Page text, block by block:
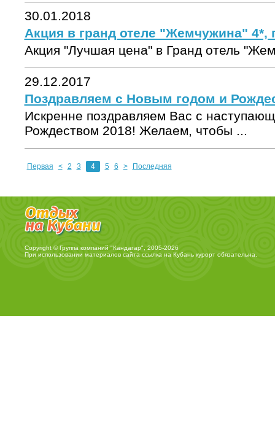
30.01.2018
Акция в гранд отеле "Жемчужина" 4*,
Акция "Лучшая цена" в Гранд отель
29.12.2017
Поздравляем с Новым годом и
Искренне поздравляем Вас с
Рождеством 2018! Желаем, чтобы ...
Первая < 2 3 4 5 6 > Последняя
Copyright © Группа компаний "Кандагар", 2005-2026
При использовании материалов сайта ссылка на Кубань курортобязательна.